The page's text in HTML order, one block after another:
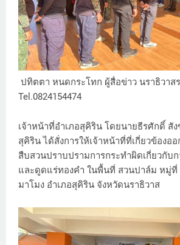
ปทิตตา หนดกระโทก ผู้สื่อข่าว นราธิวาส
Tel.0824154474
เจ้าหน้าที่อำเภอสุคิริน โดยนายธีรศักดิ์ สั
สุคิริน ได้สั่งการให้เจ้าหน้าที่ที่เกี่ยวข้องอ
สืบสวนปราบปรามการกระทำผิดเกี่ยวกับ
และดูดแร่ทองคำ ในพื้นที่ สวนปาล์ม หมู่ที่
มาโมง อำเภอสุคิริน จังหวัดนราธิวาส